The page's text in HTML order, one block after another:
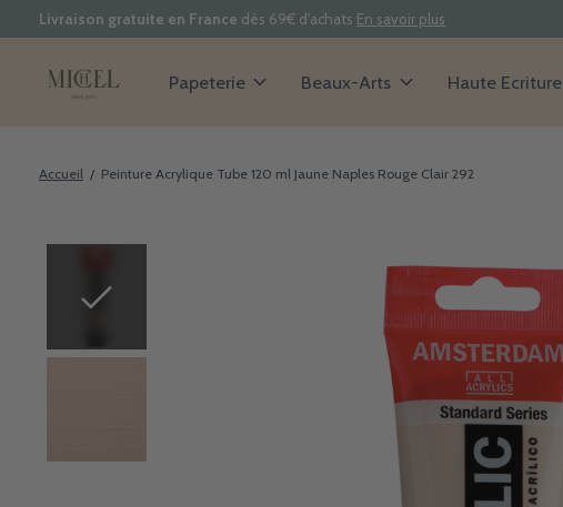
Livraison gratuite en France dès 69€ d'achats En savoir plus
Papeterie Beaux-Arts Haute Ecriture
Accueil / Peinture Acrylique Tube 120 ml Jaune Naples Rouge Clair 292